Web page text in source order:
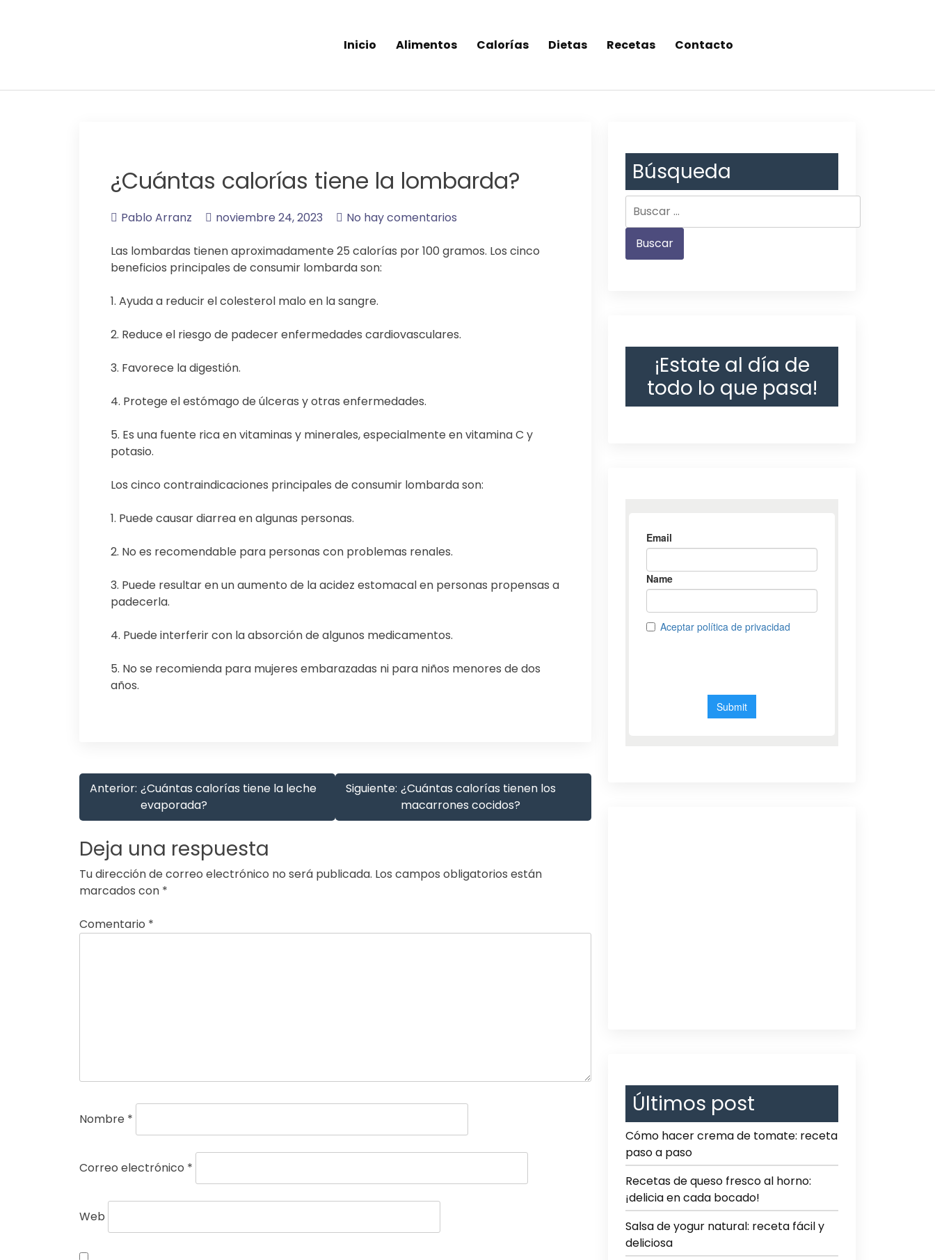
Inicio Alimentos Calorías Dietas Recetas Contacto
¿Cuántas calorías tiene la lombarda?
Pablo Arranz noviembre 24, 2023 No hay comentarios
Las lombardas tienen aproximadamente 25 calorías por 100 gramos. Los cinco
beneficios principales de consumir lombarda son:
1. Ayuda a reducir el colesterol malo en la sangre.
2. Reduce el riesgo de padecer enfermedades cardiovasculares.
3. Favorece la digestión.
4. Protege el estómago de úlceras y otras enfermedades.
5. Es una fuente rica en vitaminas y minerales, especialmente en vitamina C y
potasio.
Los cinco contraindicaciones principales de consumir lombarda son:
1. Puede causar diarrea en algunas personas.
2. No es recomendable para personas con problemas renales.
3. Puede resultar en un aumento de la acidez estomacal en personas propensas a
padecerla.
4. Puede interferir con la absorción de algunos medicamentos.
5. No se recomienda para mujeres embarazadas ni para niños menores de dos
años.
Anterior: ¿Cuántas calorías tiene la leche
evaporada?
Siguiente: ¿Cuántas calorías tienen los
macarrones cocidos?
Deja una respuesta
Tu dirección de correo electrónico no será publicada. Los campos obligatorios están
marcados con *
Comentario *
Nombre *
Correo electrónico *
Web
Búsqueda
¡Estate al día de
todo lo que pasa!
Últimos post
Cómo hacer crema de tomate: receta
paso a paso
Recetas de queso fresco al horno:
¡delicia en cada bocado!
Salsa de yogur natural: receta fácil y
deliciosa